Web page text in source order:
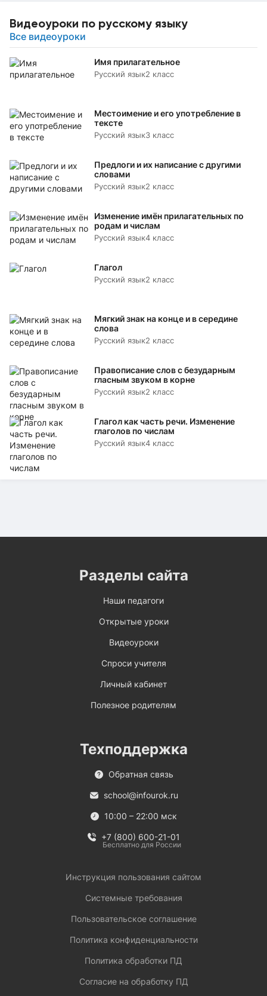
Видеоуроки по русскому языку
Все видеоуроки
Имя прилагательное
Русский язык2 класс
Местоимение и его употребление в
тексте
Русский язык3 класс
Предлоги и их написание с другими
словами
Русский язык2 класс
Изменение имён прилагательных по
родам и числам
Русский язык4 класс
Глагол
Русский язык2 класс
Мягкий знак на конце и в середине
слова
Русский язык2 класс
Правописание слов с безударным
гласным звуком в корне
Русский язык2 класс
Глагол как часть речи. Изменение
глаголов по числам
Русский язык4 класс
Разделы сайта
Наши педагоги
Открытые уроки
Видеоуроки
Спроси учителя
Личный кабинет
Полезное родителям
Техподдержка
Обратная связь
school@infourok.ru
10:00 – 22:00 мск
+7 (800) 600-21-01
Бесплатно для России
Инструкция пользования сайтом
Системные требования
Пользовательское соглашение
Политика конфиденциальности
Политика обработки ПД
Согласие на обработку ПД